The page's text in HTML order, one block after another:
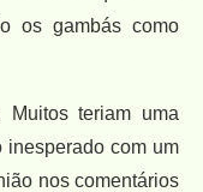
os gambás como
teriam uma
inesperado com um
nos comentários